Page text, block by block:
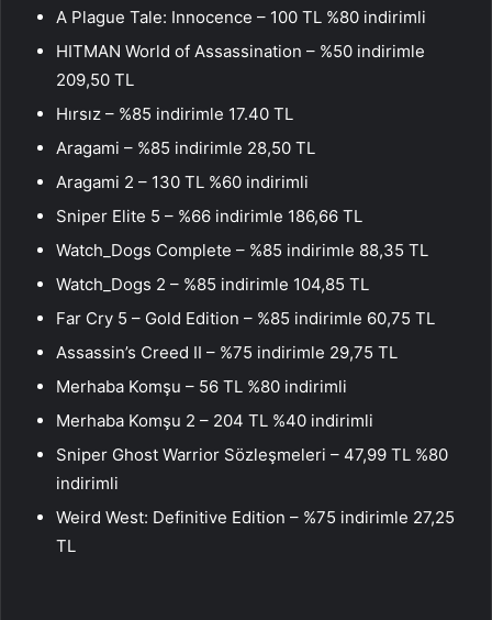
A Plague Tale: Innocence – 100 TL %80 indirimli
HITMAN World of Assassination – %50 indirimle
209,50 TL
Hırsız – %85 indirimle 17.40 TL
Aragami – %85 indirimle 28,50 TL
Aragami 2 – 130 TL %60 indirimli
Sniper Elite 5 – %66 indirimle 186,66 TL
Watch_Dogs Complete – %85 indirimle 88,35 TL
Watch_Dogs 2 – %85 indirimle 104,85 TL
Far Cry 5 – Gold Edition – %85 indirimle 60,75 TL
Assassin’s Creed II – %75 indirimle 29,75 TL
Merhaba Komşu – 56 TL %80 indirimli
Merhaba Komşu 2 – 204 TL %40 indirimli
Sniper Ghost Warrior Sözleşmeleri – 47,99 TL %80
indirimli
Weird West: Definitive Edition – %75 indirimle 27,25
TL